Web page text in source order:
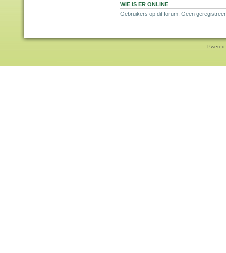
WIE IS ER ONLINE
Gebruikers op dit forum: Geen